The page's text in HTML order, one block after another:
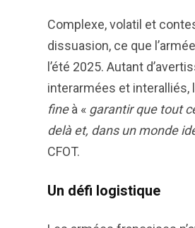
Complexe, volatil et
dissuasion, ce que
l’été 2025. Autant
interarmées et interalliés,
fineà « garantir que tout
delà et, dans un monde
CFOT.
Un défi logistique